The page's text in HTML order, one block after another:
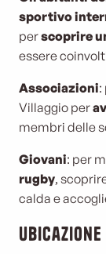
sportivo
perscoprire
essere
Associazioni:
Villaggio per
membri delle
Giovani: per
rugby,
calda e